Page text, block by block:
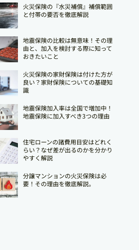
火災保険の『水災補償』補償範囲
と付帯の要否を徹底解説
地震保険の比較は無意味！その理
由と、加入を検討する際に知って
おきたいこと
火災保険の家財保険は付けた方が
良い？家財保険についての基礎知
識
地震保険加入率は全国で増加中！
地震保険に加入すべき3つの理由
住宅ローンの諸費用目安はどれく
らい？なぜ差が出るのかを分かり
やすく解説
分譲マンションの火災保険は必
要！その理由を徹底解説。